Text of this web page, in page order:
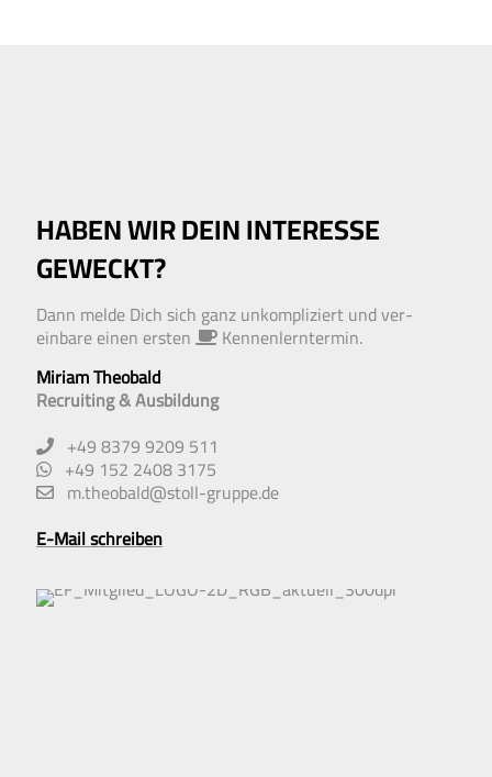
HABEN WIR DEIN INTERESSE
GEWECKT?
Dann melde Dich sich ganz un­kompliziert und ver­
einbare einen ersten
Kennen­lern­termin.
Miriam Theobald
Recruiting & Ausbildung
+49 8379 9209 511
+49 152 2408 3175
m.theobald@stoll-gruppe.de
E-Mail schreiben